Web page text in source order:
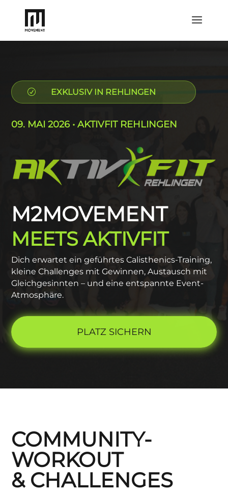
R EXKLUSIV IN REHLINGEN
09. MAI 2026 • AKTIVFIT REHLINGEN
M2MOVEMENT
MEETS AKTIVFIT
Dich erwartet ein geführtes Calisthenics-Training,
kleine Challenges mit Gewinnen, Austausch mit
Gleichgesinnten – und eine entspannte Event-
Atmosphäre.
PLATZ SICHERN
COMMUNITY-
WORKOUT
& CHALLENGES